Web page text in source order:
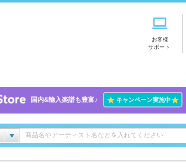
お客様
サポート
国内&輸入楽譜も豊富♪ ★キャンペーン実施中★